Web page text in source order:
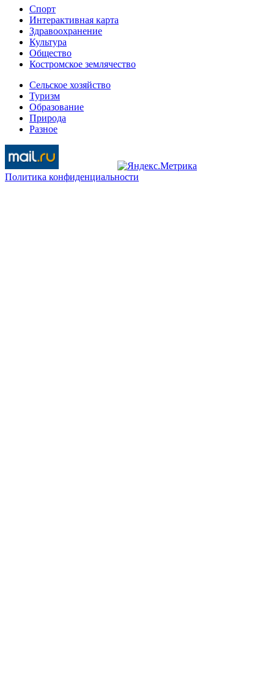
Спорт
Интерактивная карта
Здравоохранение
Культура
Общество
Костромское землячество
Сельское хозяйство
Туризм
Образование
Природа
Разное
Политика конфиденциальности